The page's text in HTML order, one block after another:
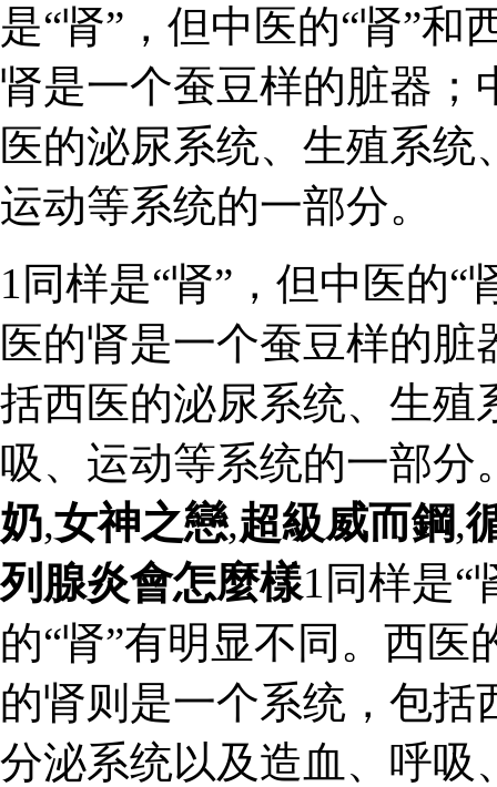
是“肾”，但中医的“肾”和
肾是一个蚕豆样的脏器；
医的泌尿系统、生殖系
运动等系统的一部分。
1同样是“肾”，但中医的“
医的肾是一个蚕豆样的
括西医的泌尿系统、生殖
吸、运动等系统的一部分
奶,女神之戀,超級威而鋼,
列腺炎會怎麼樣1同样是“
的“肾”有明显不同。西
的肾则是一个系统，包
分泌系统以及造血、呼吸